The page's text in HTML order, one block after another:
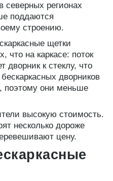
северных регионах
поддаются
строению.
щетки
что на каркасе: поток
дворник к стеклу, что
дворников
поэтому они меньше
высокую стоимость.
несколько дороже
цену.